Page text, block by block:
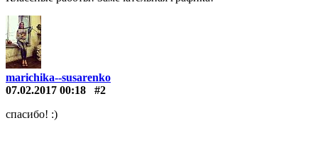
marichika--susarenko
07.02.2017 00:18
#2
спасибо! :)